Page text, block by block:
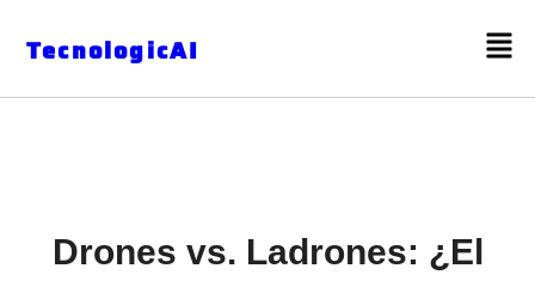
TecnologicAI
Drones vs. Ladrones: ¿El